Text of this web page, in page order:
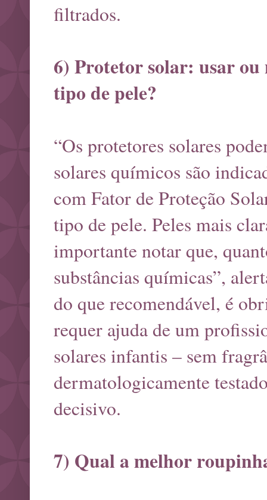
filtrados.
6) Protetor solar: usar
tipo de pele?
“Os protetores solares
solares químicos são
com Fator de Proteção
tipo de pele. Peles mais
importante notar que,
substâncias químicas”,
do que recomendável, é
requer ajuda de um
solares infantis – sem
dermatologicamente
decisivo.
7) Qual a melhor